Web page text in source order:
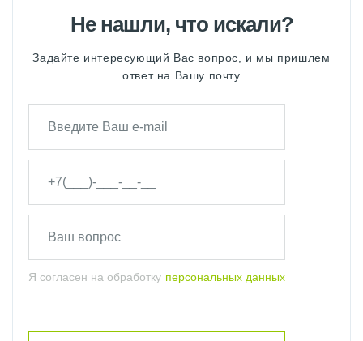
Не нашли, что искали?
Задайте интересующий Вас вопрос, и мы пришлем
ответ на Вашу почту
Я согласен на обработку персональных данных